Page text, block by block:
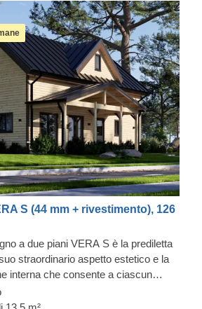
S (44 mm + rivestimento), 126
a due piani VERA S è la prediletta
straordinario aspetto estetico e la
interna che consente a ciascun
o agli ospiti di godere della propria
forte di questo modello è la